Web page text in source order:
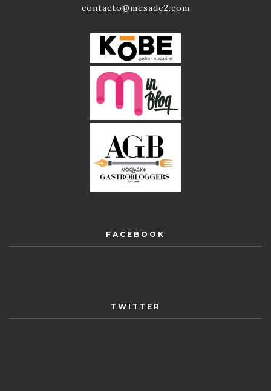
contacto@mesade2.com
FACEBOOK
TWITTER